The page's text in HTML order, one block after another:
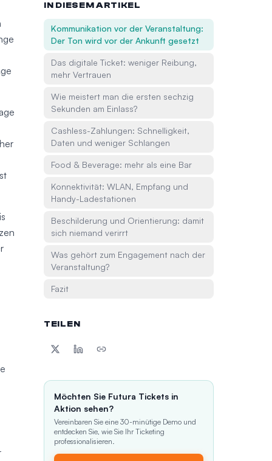
IN DIESEM ARTIKEL
Kommunikation vor der Veranstaltung:
Der Ton wird vor der Ankunft gesetzt
Das digitale Ticket: weniger Reibung,
mehr Vertrauen
Wie meistert man die ersten sechzig
Sekunden am Einlass?
Cashless-Zahlungen: Schnelligkeit,
Daten und weniger Schlangen
Food & Beverage: mehr als eine Bar
Konnektivität: WLAN, Empfang und
Handy-Ladestationen
Beschilderung und Orientierung: damit
sich niemand verirrt
Was gehört zum Engagement nach der
Veranstaltung?
Fazit
TEILEN
Möchten Sie Futura Tickets in
Aktion sehen?
Vereinbaren Sie eine 30-minütige Demo und
entdecken Sie, wie Sie Ihr Ticketing
professionalisieren.